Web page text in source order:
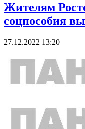
Жителям
соцпособия
27.12.2022 13:20